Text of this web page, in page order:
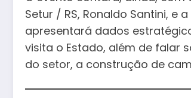
Setur / RS, Ronaldo Santini, e
apresentará dados
visita o Estado, além de falar
do setor, a construção de